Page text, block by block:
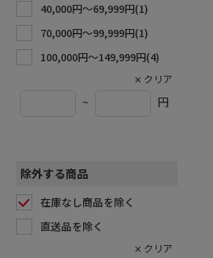
40,000円〜69,999円(1)
70,000円〜99,999円(1)
100,000円〜149,999円(4)
~ 円
除外する商品
在庫なし商品を除く
直送品を除く